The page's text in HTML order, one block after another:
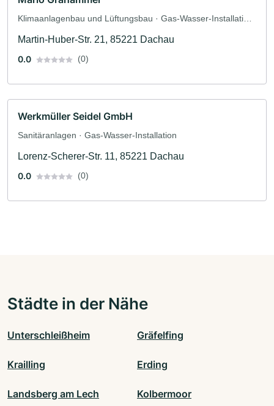
Klimaanlagenbau und Lüftungsbau · Gas-Wasser-Installation
Martin-Huber-Str. 21, 85221 Dachau
0.0
(0)
Werkmüller Seidel GmbH
Sanitäranlagen · Gas-Wasser-Installation
Lorenz-Scherer-Str. 11, 85221 Dachau
0.0
(0)
Städte in der Nähe
Unterschleißheim Gräfelfing
Krailling Erding
Landsberg am Lech Kolbermoor